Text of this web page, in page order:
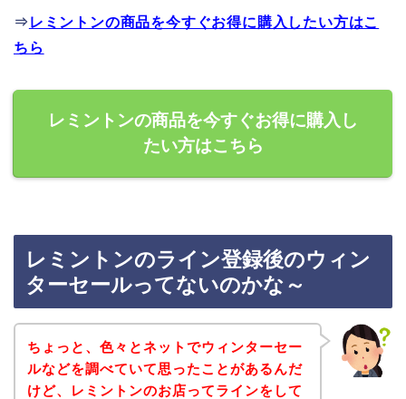
⇒ レミントンの商品を今すぐお得に購入したい方はこ
ちら
レミントンの商品を今すぐお得に購入し
たい方はこちら
レミントンのライン登録後のウィン
ターセールってないのかな～
ちょっと、色々とネットでウィンターセー
ルなどを調べていて思ったことがあるんだ
けど、レミントンのお店ってラインをして